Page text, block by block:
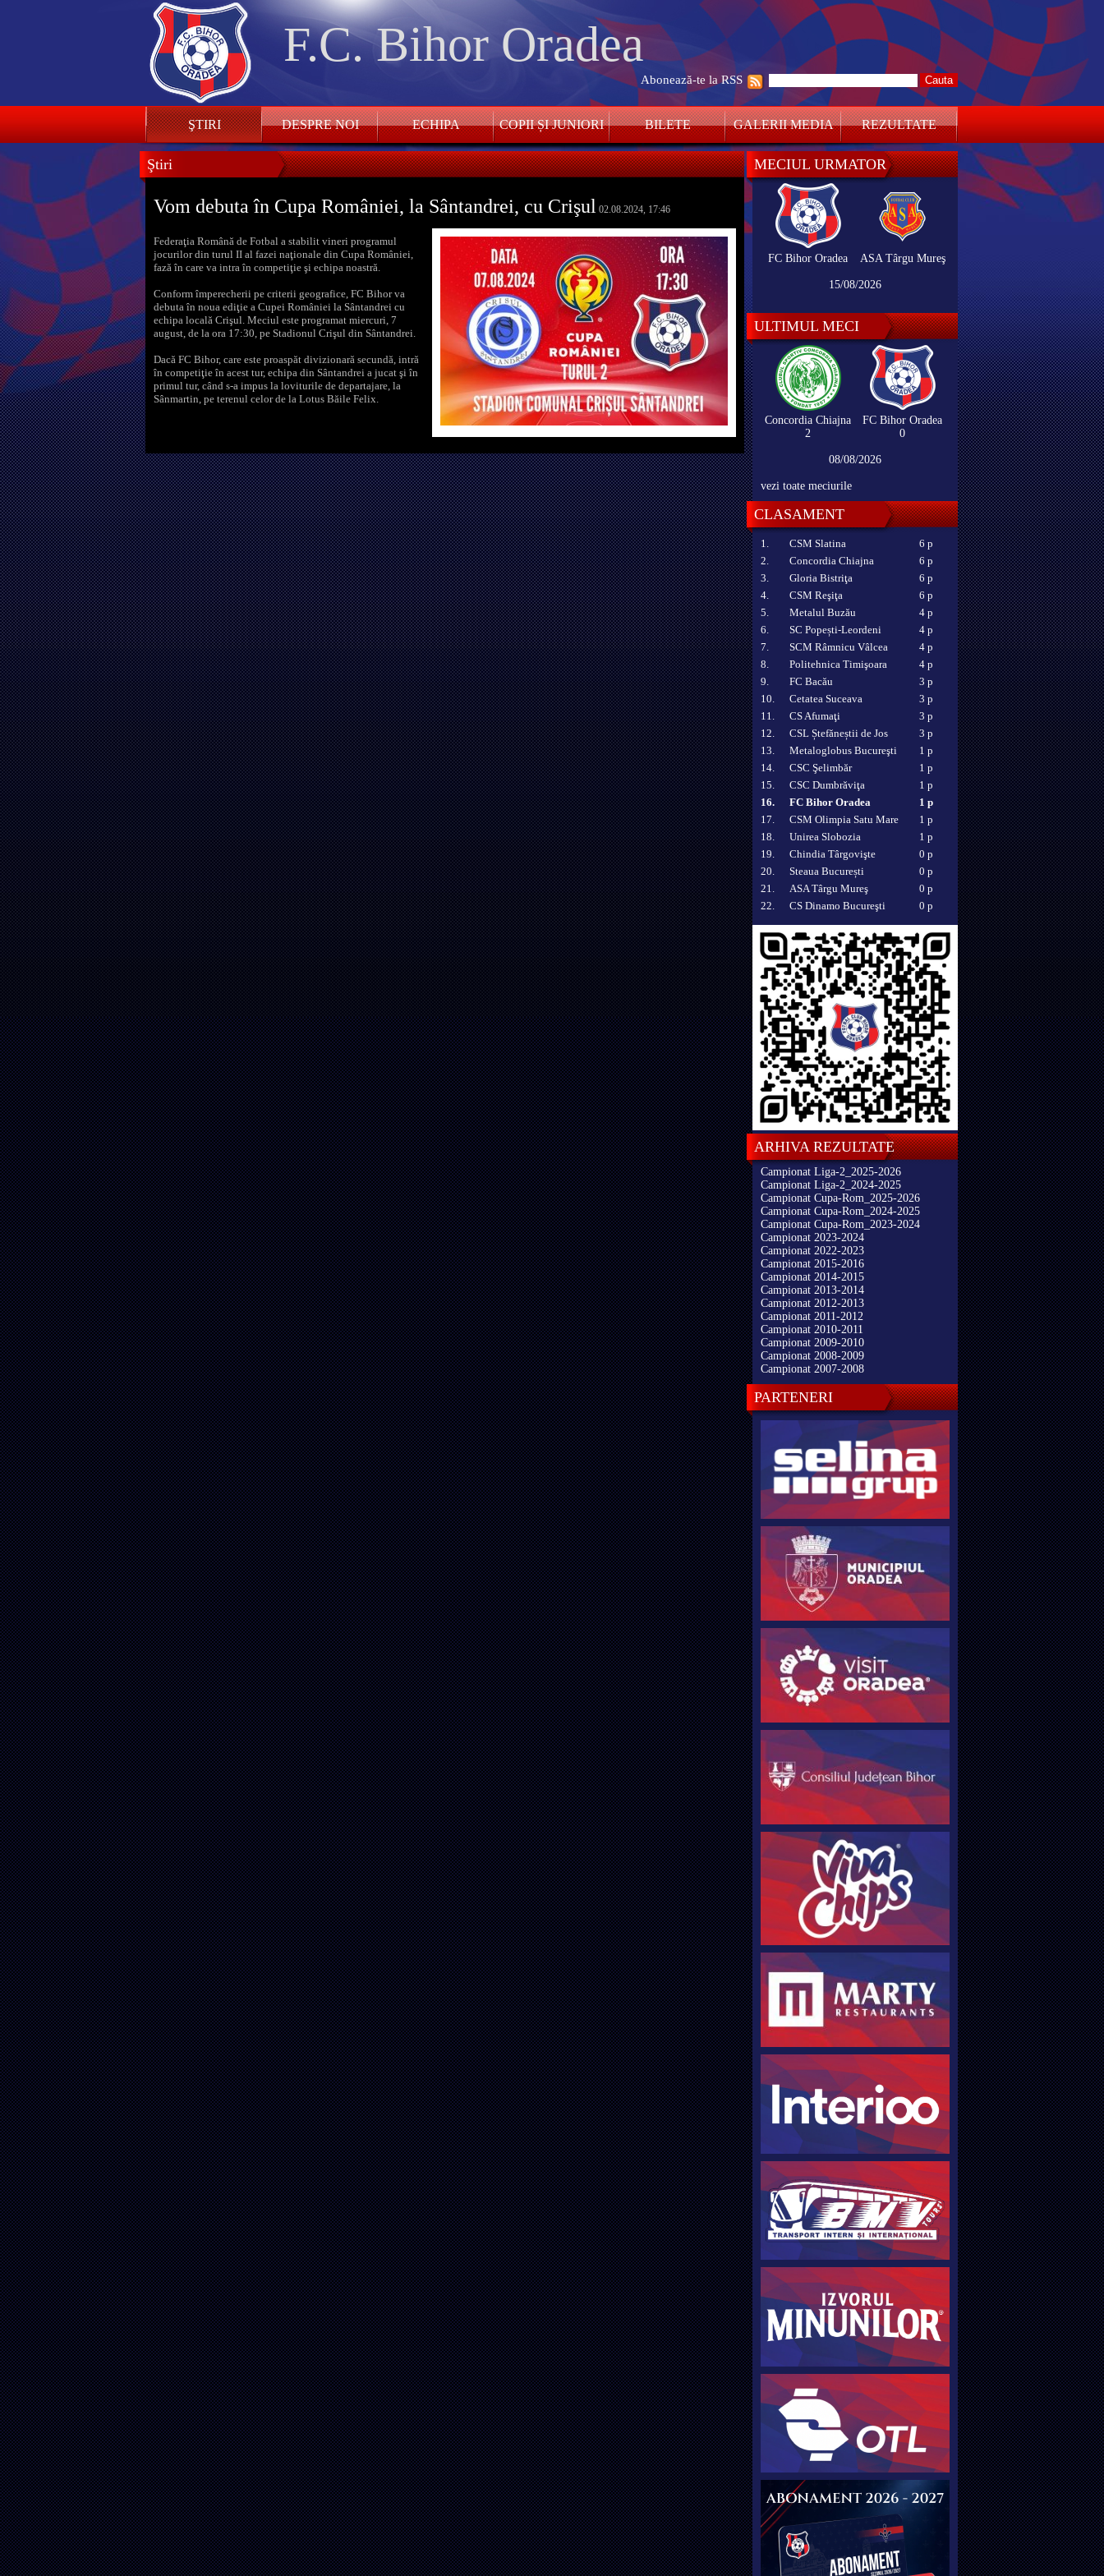
F.C. Bihor Oradea
Abonează-te la RSS
ŞTIRI DESPRE NOI ECHIPA COPII ȘI JUNIORI BILETE GALERII MEDIA REZULTATE
Ştiri
Vom debuta în Cupa României, la Sântandrei, cu Crişul 02.08.2024, 17:46
Federaţia Română de Fotbal a stabilit vineri programul
jocurilor din turul II al fazei naţionale din Cupa României,
fază în care va intra în competiţie şi echipa noastră.
Conform împerecherii pe criterii geografice, FC Bihor va
debuta în noua ediţie a Cupei României la Sântandrei cu
echipa locală Crişul. Meciul este programat miercuri, 7
august, de la ora 17:30, pe Stadionul Crişul din Sântandrei.
Dacă FC Bihor, care este proaspăt divizionară secundă, intră
în competiţie în acest tur, echipa din Sântandrei a jucat şi în
primul tur, când s-a impus la loviturile de departajare, la
Sânmartin, pe terenul celor de la Lotus Băile Felix.
MECIUL URMATOR
FC Bihor Oradea ASA Târgu Mureş
15/08/2026
ULTIMUL MECI
Concordia Chiajna
2
FC Bihor Oradea
0
08/08/2026
vezi toate meciurile
CLASAMENT
1. CSM Slatina
6 p
2.
Concordia Chiajna
6 p
3.
Gloria Bistriţa
6 p
4.
CSM Reşiţa
6 p
5.
Metalul Buzău
4 p
6.
SC Popești-Leordeni
4 p
7.
SCM Râmnicu Vâlcea
4 p
8.
Politehnica Timişoara
4 p
9.
FC Bacău
3 p
10.
Cetatea Suceava
3 p
11.
CS Afumaţi
3 p
12.
CSL Ștefăneștii de Jos
3 p
13.
Metaloglobus Bucureşti
1 p
14.
CSC Şelimbăr
1 p
15.
CSC Dumbrăviţa
1 p
16.
FC Bihor Oradea
1 p
17.
CSM Olimpia Satu Mare
1 p
18.
Unirea Slobozia
1 p
19.
Chindia Târgovişte
0 p
20.
Steaua București
0 p
21.
ASA Târgu Mureş
0 p
22.
CS Dinamo Bucureşti 0 p
ARHIVA REZULTATE
Campionat Liga-2_2025-2026
Campionat Liga-2_2024-2025
Campionat Cupa-Rom_2025-2026
Campionat Cupa-Rom_2024-2025
Campionat Cupa-Rom_2023-2024
Campionat 2023-2024
Campionat 2022-2023
Campionat 2015-2016
Campionat 2014-2015
Campionat 2013-2014
Campionat 2012-2013
Campionat 2011-2012
Campionat 2010-2011
Campionat 2009-2010
Campionat 2008-2009
Campionat 2007-2008
PARTENERI